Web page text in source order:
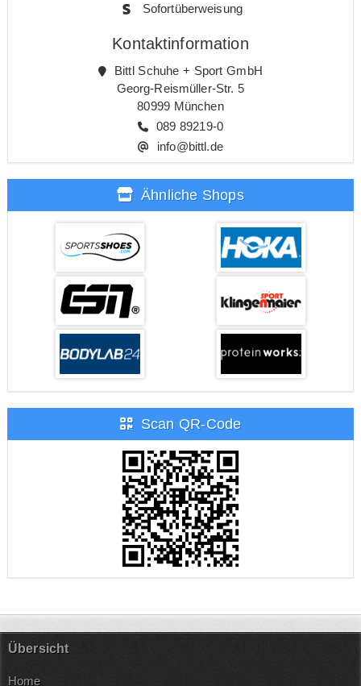
Sofortüberweisung
Kontaktinformation
Bittl Schuhe + Sport GmbH
Georg-Reismüller-Str. 5
80999 München
089 89219-0
info@bittl.de
Ähnliche Shops
Scan QR-Code
Übersicht
Home